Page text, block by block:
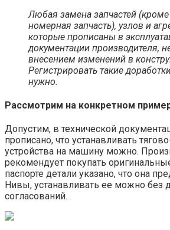
Любая замена запчастей (кроме
номерная запчасть), узлов и
которые прописаны в
документации производителя,
внесением изменений в
Регистрировать такие
нужно.
Рассмотрим на конкретном
Допустим, в технической
прописано, что устанавливать
устройства на машину можно.
рекомендует покупать
паспорте детали указано, что она
Нивы, устанавливать ее можно без
согласований.